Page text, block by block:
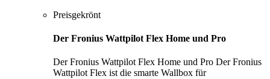
Preisgekrönt
Der Fronius Wattpilot Flex Home und Pro
Der Fronius Wattpilot Flex Home und Pro Der Fronius
Wattpilot Flex ist die smarte Wallbox für